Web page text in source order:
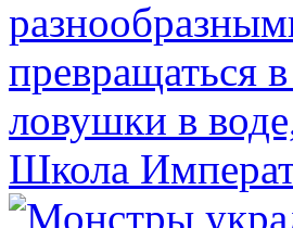
Школа